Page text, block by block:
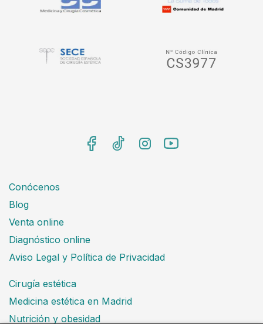
Conócenos
Blog
Venta online
Diagnóstico online
Aviso Legal y Política de Privacidad
Cirugía estética
Medicina estética en Madrid
Nutrición y obesidad